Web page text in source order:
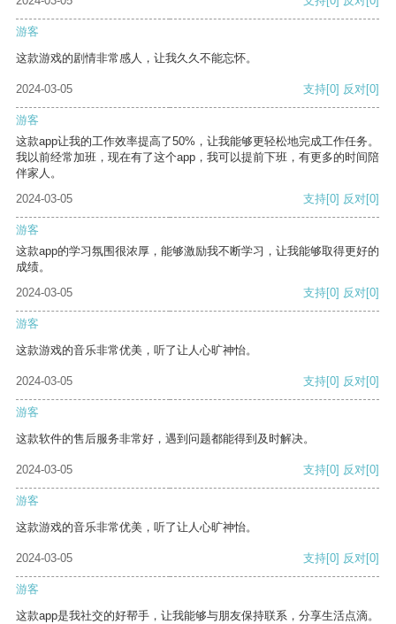
游客
这款游戏的剧情非常感人，让我久久不能忘怀。
2024-03-05 支持[0] 反对[0]
游客
这款app让我的工作效率提高了50%，让我能够更轻松地完成工作任务。
我以前经常加班，现在有了这个app，我可以提前下班，有更多的时间陪
伴家人。
2024-03-05
支持[0] 反对[0]
游客
这款app的学习氛围很浓厚，能够激励我不断学习，让我能够取得更好的
成绩。
2024-03-05
支持[0] 反对[0]
游客
这款游戏的音乐非常优美，听了让人心旷神怡。
2024-03-05 支持[0] 反对[0]
游客
这款软件的售后服务非常好，遇到问题都能得到及时解决。
2024-03-05 支持[0] 反对[0]
游客
这款游戏的音乐非常优美，听了让人心旷神怡。
2024-03-05 支持[0] 反对[0]
游客
这款app是我社交的好帮手，让我能够与朋友保持联系，分享生活点滴。